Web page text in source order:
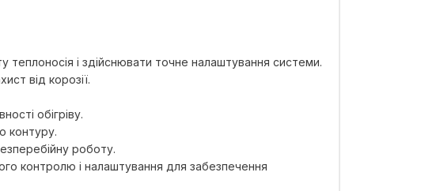
і здійснювати точне налаштування системи.
від корозії.
обігріву.
контуру.
роботу.
контролю і налаштування для забезпечення